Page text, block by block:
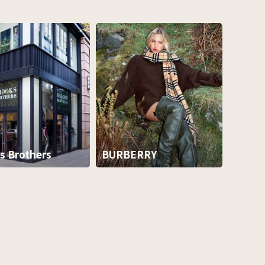
Brothers BURBERRY